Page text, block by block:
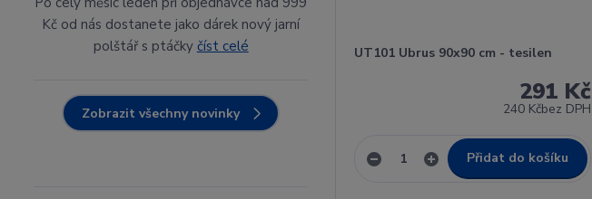
UT101 Ubrus 90x90 cm - tesilen
291 Kč
240 Kčbez DPH
Přidat do košíku
Kč od nás dostanete jako dárek nový jarní
polštář s ptáčky číst celé
Zobrazit všechny novinky